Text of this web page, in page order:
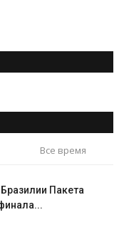
Все время
Пакета